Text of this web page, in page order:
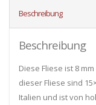
Beschreibung
Beschreibung
Diese Fliese ist 8
dieser Fliese sind
Italien und ist von